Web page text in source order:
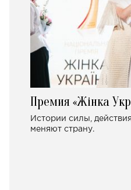
Премия «Жінка
Истории силы,
меняют страну.